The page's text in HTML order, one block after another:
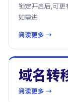
锁定开启后,可更
如需进
阅读更多 →
域名转
阅读更多 →